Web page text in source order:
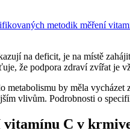
metodik měření
na deficit, je na místě
že podpora zdraví zvířat je
metabolismu by měla
vlivům. Podrobnosti o
vitamínu C v